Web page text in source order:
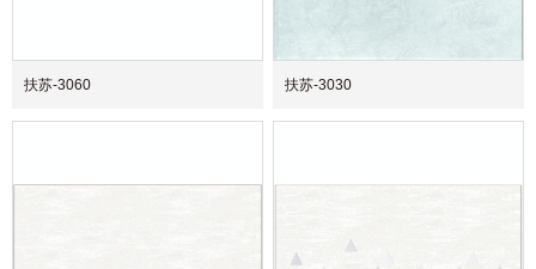
扶苏-3060 扶苏-3030